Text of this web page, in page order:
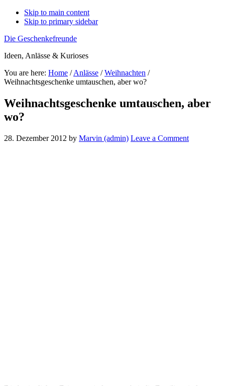
Skip to main content
Skip to primary sidebar
Die Geschenkefreunde
Ideen, Anlässe & Kurioses
You are here: Home / Anlässe / Weihnachten /
Weihnachtsgeschenke umtauschen, aber wo?
Weihnachtsgeschenke umtauschen, aber
wo?
28. Dezember 2012 by Marvin (admin) Leave a Comment